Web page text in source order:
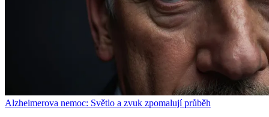
Alzheimerova nemoc: Světlo a zvuk zpomalují průběh